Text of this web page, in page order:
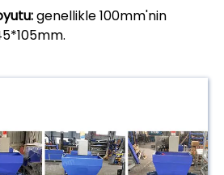
genellikle 100mm'nin